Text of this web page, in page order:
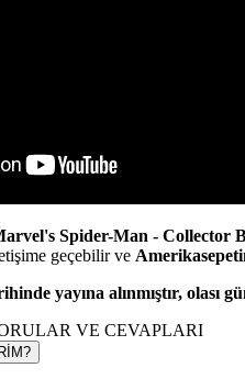
Spider-Man - Collector
geçebilir ve
yayına alınmıştır, olası
VE CEVAPLARI